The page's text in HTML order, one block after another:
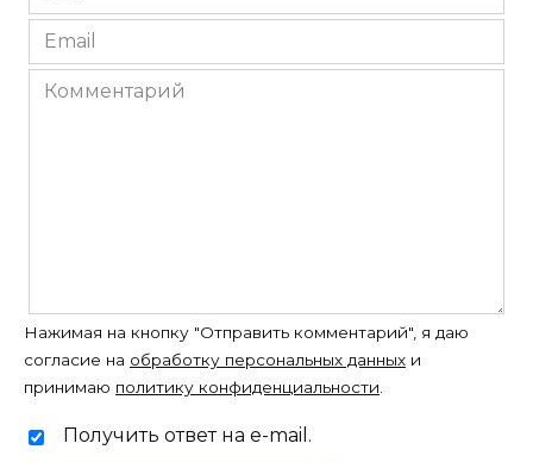
*
Email
*
Комментарий
Нажимая на кнопку "Отправить комментарий", я даю
согласие на обработку персональных данных и
принимаю политику конфиденциальности.
Получить ответ на e-mail.